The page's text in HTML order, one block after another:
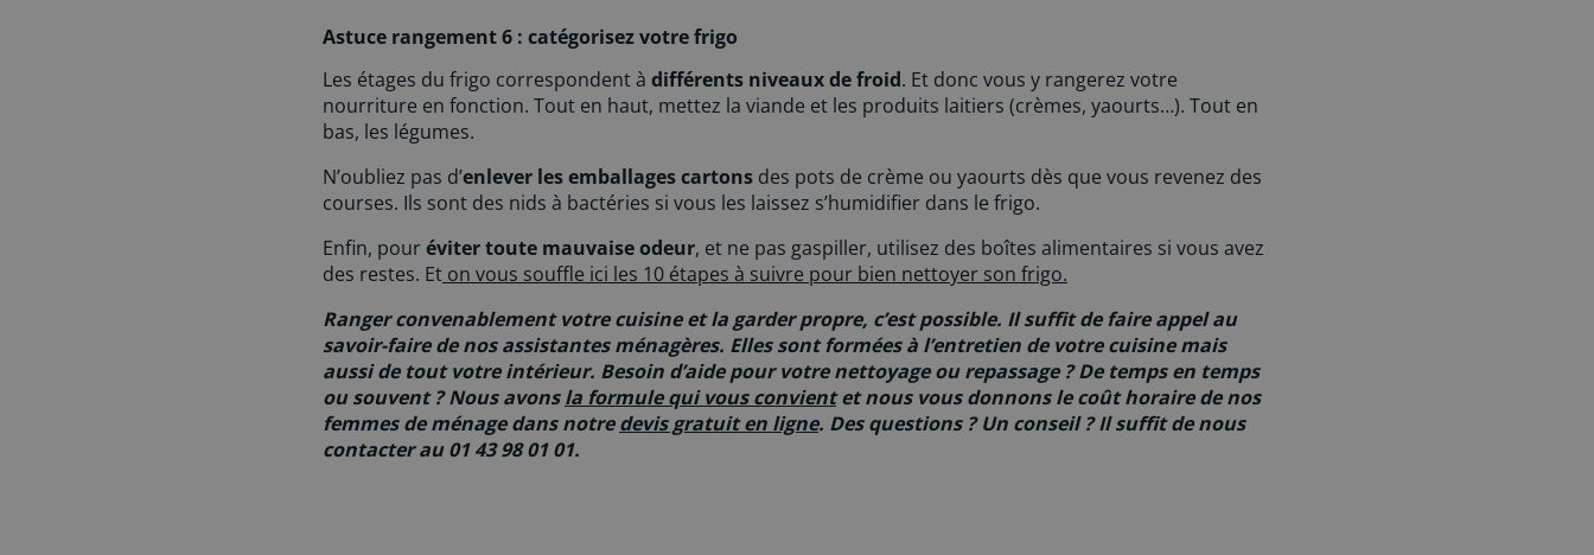
Astuce rangement 6 : catégorisez votre frigo
Les étages du frigo correspondent à différents niveaux de froid. Et donc vous y rangerez votre
nourriture en fonction. Tout en haut, mettez la viande et les produits laitiers (crèmes, yaourts…). Tout en
bas, les légumes.
N’oubliez pas d’enlever les emballages cartons des pots de crème ou yaourts dès que vous revenez des
courses. Ils sont des nids à bactéries si vous les laissez s’humidifier dans le frigo.
Enfin, pouréviter toute mauvaise odeur, et ne pas gaspiller, utilisez des boîtes alimentaires si vous avez
des restes. Et on vous souffle ici les 10 étapes à suivre pour bien nettoyer son frigo.
Ranger convenablement votre cuisine et la garder propre, c’est possible. Il suffit de faire appel au
savoir-faire de nos assistantes ménagères. Elles sont formées à l’entretien de votre cuisine mais
aussi de tout votre intérieur. Besoin d’aide pour votre nettoyage ou repassage ? De temps en temps
ou souvent ? Nous avonsla formule qui vous convientet nous vous donnons le coût horaire de nos
femmes de ménage dans notredevis gratuit en ligne. Des questions ? Un conseil ? Il suffit de nous
contacter au 01 43 98 01 01.